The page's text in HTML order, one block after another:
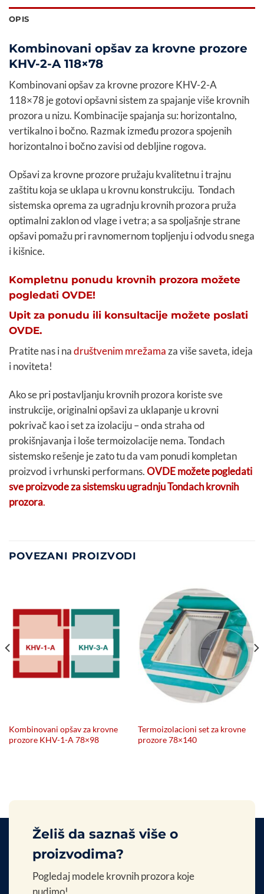
OPIS
Kombinovani opšav za krovne prozore
KHV-2-A 118×78
Kombinovani opšav za krovne prozore KHV-2-A
118×78 je gotovi opšavni sistem za spajanje više krovnih
prozora u nizu. Kombinacije spajanja su: horizontalno,
vertikalno i bočno. Razmak između prozora spojenih
horizontalno i bočno zavisi od debljine rogova.
Opšavi za krovne prozore pružaju kvalitetnu i trajnu
zaštitu koja se uklapa u krovnu konstrukciju. Tondach
sistemska oprema za ugradnju krovnih prozora pruža
optimalni zaklon od vlage i vetra; a sa spoljašnje strane
opšavi pomažu pri ravnomernom topljenju i odvodu snega
i kišnice.
Kompletnu ponudu krovnih prozora možete
pogledati OVDE!
Upit za ponudu ili konsultacije možete poslati
OVDE.
Pratite nas i nadruštvenim mrežamaza više saveta, ideja
i noviteta!
Ako se pri postavljanju krovnih prozora koriste sve
instrukcije, originalni opšavi za uklapanje u krovni
pokrivač kao i set za izolaciju – onda straha od
prokišnjavanja i loše termoizolacije nema. Tondach
sistemsko rešenje je zato tu da vam ponudi kompletan
proizvod i vrhunski performans.OVDE možete pogledati
sve proizvode za sistemsku ugradnju Tondach krovnih
prozora.
POVEZANI PROIZVODI
Kombinovani opšav za krovne
prozore KHV-1-A 78×98
Termoizolacioni set za krovne
prozore 78×140
Želiš da saznaš više o
proizvodima?
Pogledaj modele krovnih prozora koje
nudimo!